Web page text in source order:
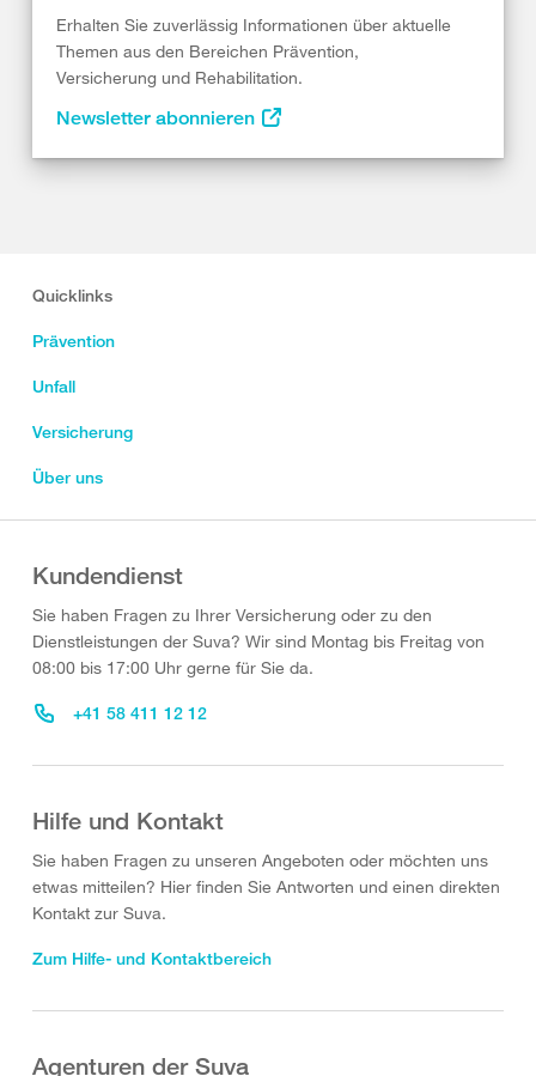
Erhalten Sie zuverlässig Informationen über aktuelle
Themen aus den Bereichen Prävention,
Versicherung und Rehabilitation.
Newsletter abonnieren
Quicklinks
Prävention
Unfall
Versicherung
Über uns
Kundendienst
Sie haben Fragen zu Ihrer Versicherung oder zu den
Dienstleistungen der Suva? Wir sind Montag bis Freitag von
08:00 bis 17:00 Uhr gerne für Sie da.
+41 58 411 12 12
Hilfe und Kontakt
Sie haben Fragen zu unseren Angeboten oder möchten uns
etwas mitteilen? Hier finden Sie Antworten und einen direkten
Kontakt zur Suva.
Zum Hilfe- und Kontaktbereich
Agenturen der Suva